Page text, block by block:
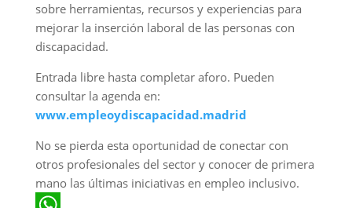
sobre herramientas, recursos y experiencias para
mejorar la inserción laboral de las personas con
discapacidad.
Entrada libre hasta completar aforo. Pueden
consultar la agenda en:
www.empleoydiscapacidad.madrid
No se pierda esta oportunidad de conectar con
otros profesionales del sector y conocer de primera
mano las últimas iniciativas en empleo inclusivo.